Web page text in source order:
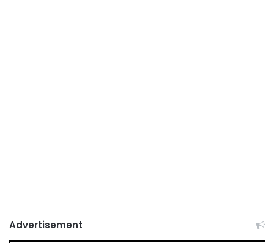
Advertisement